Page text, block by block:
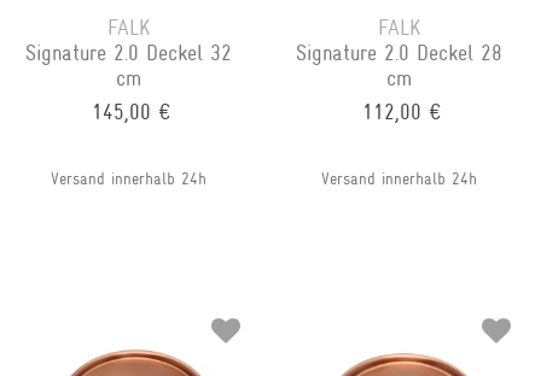
FALK
Signature 2.0 Deckel 32
cm
145,00 €
Versand innerhalb 24h
FALK
Signature 2.0 Deckel 28
cm
112,00 €
Versand innerhalb 24h